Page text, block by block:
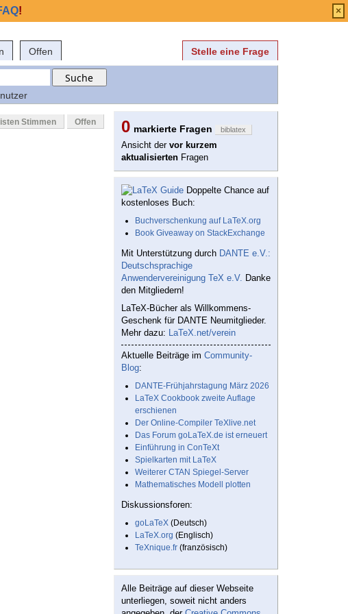
Offen Stelle eine Frage
Stimmen Offen 0 markierte Fragen biblatex
Ansicht der vor kurzem
aktualisierten Fragen
Doppelte Chance auf
kostenloses Buch:
Buchverschenkung auf LaTeX.org
Book Giveaway on StackExchange
Mit Unterstützung durch DANTE e.V.:
Deutschsprachige
Anwendervereinigung TeX e.V. Danke
den Mitgliedern!
LaTeX-Bücher als Willkommens-
Geschenk für DANTE Neumitglieder.
Mehr dazu: LaTeX.net/verein
Aktuelle Beiträge im Community-
Blog:
DANTE-Frühjahrstagung März 2026
LaTeX Cookbook zweite Auflage
erschienen
Der Online-Compiler TeXlive.net
Das Forum goLaTeX.de ist erneuert
Einführung in ConTeXt
Spielkarten mit LaTeX
Weiterer CTAN Spiegel-Server
Mathematisches Modell plotten
Diskussionsforen:
goLaTeX (Deutsch)
LaTeX.org (Englisch)
TeXnique.fr (französisch)
Alle Beiträge auf dieser Webseite
unterliegen, soweit nicht anders
! ×